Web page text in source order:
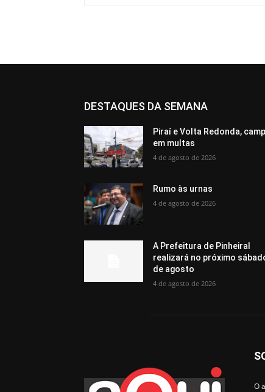
DESTAQUES DA SEMANA
Piraí e Volta Redonda,
em multas
4 de agosto de 2026
Rumo às urnas
4 de agosto de 2026
A Prefeitura de Pinheiral
realizará no próximo
de agosto
4 de agosto de 2026
O